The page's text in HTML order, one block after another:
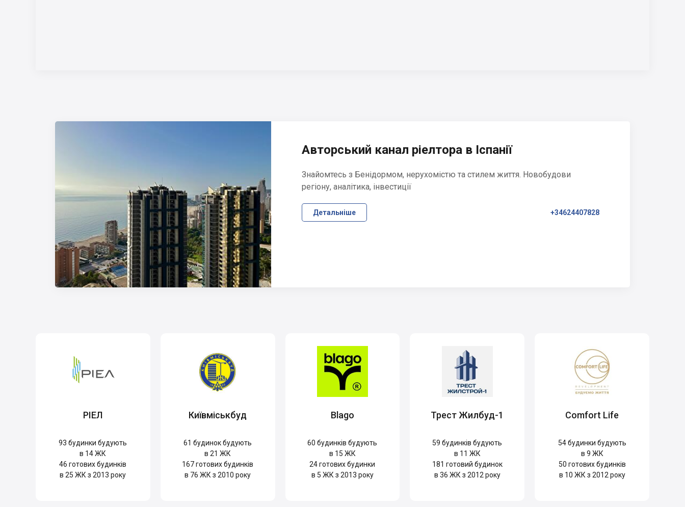
Авторський канал ріелтора в Іспанії
Знайомтесь з Бенідормом, нерухомістю та стилем життя. Новобудови
регіону, аналітика, інвестиції
Детальніше +34624407828
РІЕЛ
93 будинки будують
в 14 ЖК
46 готових будинків
в 25 ЖК з 2013 року
Київміськбуд
61 будинок будують
в 21 ЖК
167готових будинків
в 76 ЖК з 2010 року
Blago
60 будинків будують
в 15 ЖК
24готових будинки
в 5 ЖК з 2013 року
Трест Жилбуд-1
59 будинків будують
в 11 ЖК
181 готовий будинок
в 36 ЖК з 2012 року
Comfort Life
54будинки будують
в 9 ЖК
50 готових будинків
в 10 ЖК з 2012 року